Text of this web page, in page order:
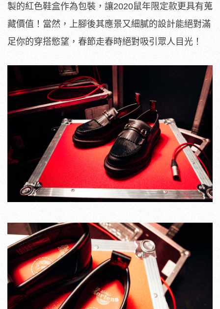
製的紅色鞋盒作為包裝，讓2020鼠年限定款更具有蒐
藏價值！當然，上腳後其應景又細膩的設計能絕對滿
足你的穿搭慾望，春節走春時絕對吸引眾人目光！